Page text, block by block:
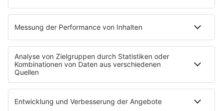
Service
Datenschutz
Impressum
Werbung buchen
Presse
Teilnahmebedingungen
Kontakt